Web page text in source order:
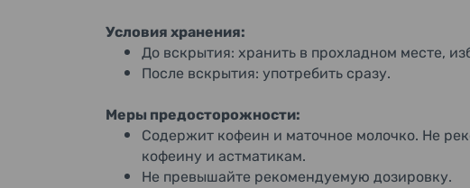
Условия хранения:
До вскрытия: хранить в прохладном месте,
После вскрытия: употребить сразу.
Меры предосторожности:
Содержит кофеин и маточное молочко. Не
кофеину и астматикам.
Не превышайте рекомендуемую дозировку.